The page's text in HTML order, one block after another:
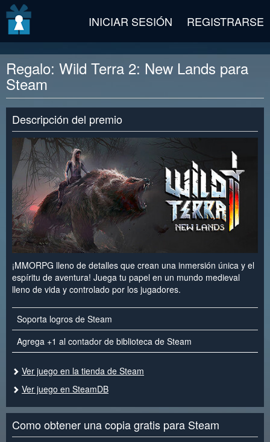
INICIAR SESIÓN REGISTRARSE
Regalo: Wild Terra 2: New Lands para
Steam
Descripción del premio
¡MMORPG lleno de detalles que crean una inmersión única y el
espíritu de aventura! Juega tu papel en un mundo medieval
lleno de vida y controlado por los jugadores.
Soporta logros de Steam
Agrega +1 al contador de biblioteca de Steam
Ver juego en la tienda de Steam
Ver juego en SteamDB
Como obtener una copia gratis para Steam